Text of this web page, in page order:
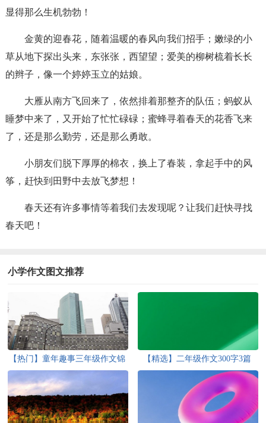
显得那么生机勃勃！
金黄的迎春花，随着温暖的春风向我们招手；嫩绿的小
草从地下探出头来，东张张，西望望；爱美的柳树梳着长长
的辫子，像一个婷婷玉立的姑娘。
大雁从南方飞回来了，依然排着那整齐的队伍；蚂蚁从
睡梦中来了，又开始了忙忙碌碌；蜜蜂寻着春天的花香飞来
了，还是那么勤劳，还是那么勇敢。
小朋友们脱下厚厚的棉衣，换上了春装，拿起手中的风
筝，赶快到田野中去放飞梦想！
春天还有许多事情等着我们去发现呢？让我们赶快寻找
春天吧！
小学作文图文推荐
【热门】童年趣事三年级作文锦
【精选】二年级作文300字3篇